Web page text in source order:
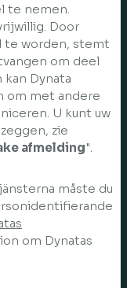
te nemen.
Door
te worden, stemt
om deel
Dynata
om met andere
U kunt uw
zie
afmelding".
måste du
om Dynatas